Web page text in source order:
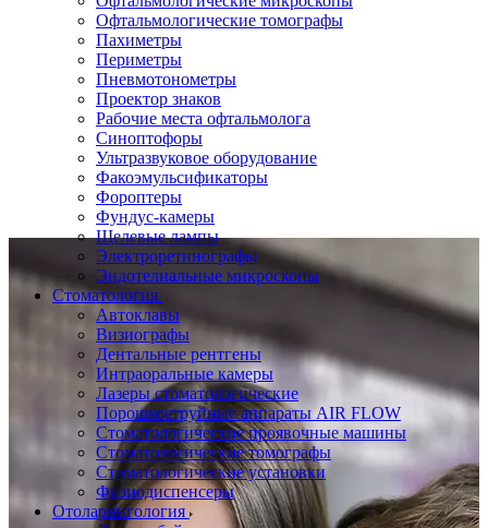
Офтальмологические томографы
Пахиметры
Периметры
Пневмотонометры
Проектор знаков
Рабочие места офтальмолога
Синоптофоры
Ультразвуковое оборудование
Факоэмульсификаторы
Фороптеры
Фундус-камеры
Щелевые лампы
Электроретинографы
Эндотелиальные микроскопы
Стоматология
Автоклавы
Визиографы
Дентальные рентгены
Интраоральные камеры
Лазеры стоматологические
Порошкоструйные аппараты AIR FLOW
Стоматологические проявочные машины
Стоматологические томографы
Стоматологические установки
Физиодиспенсеры
Отоларингология